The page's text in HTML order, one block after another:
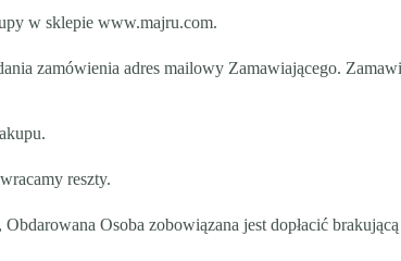
w sklepie www.majru.com.
zamówienia adres mailowy Zamawiającego.
reszty.
Osoba zobowiązana jest dopłacić